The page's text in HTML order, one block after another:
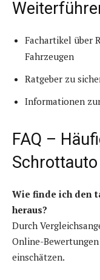
Fachartikel über
Fahrzeugen
Ratgeber zu
Informationen
FAQ –
Wie finde ich den
heraus?
Durch
Online-
einschätzen.